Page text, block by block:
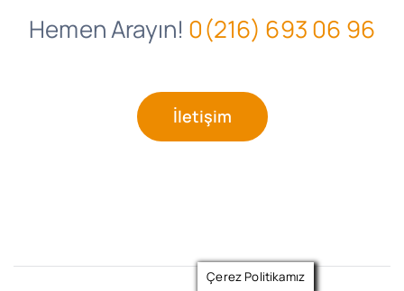
Hemen Arayın! 0(216) 693 06 96
İletişim
Çerez Politikamız